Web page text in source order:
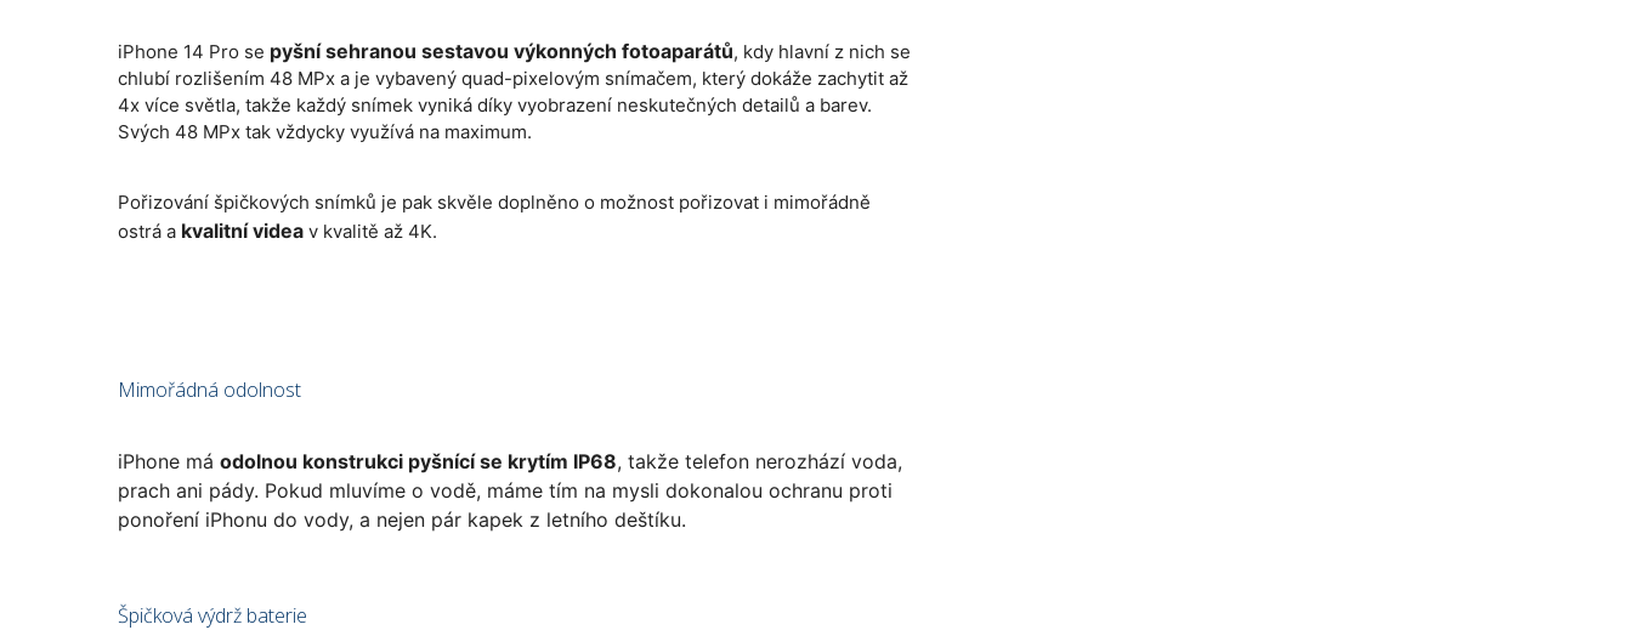
iPhone 14 Pro se pyšní sehranou sestavou výkonných fotoaparátů, kdy hlavní z nich se
chlubí rozlišením 48 MPx a je vybavený quad-pixelovým snímačem, který dokáže zachytit až
4x více světla, takže každý snímek vyniká díky vyobrazení neskutečných detailů a barev.
Svých 48 MPx tak vždycky využívá na maximum.
Pořizování špičkových snímků je pak skvěle doplněno o možnost pořizovat i mimořádně
ostrá a kvalitní videa v kvalitě až 4K.
Mimořádná odolnost
iPhone má odolnou konstrukci pyšnící se krytím IP68, takže telefon nerozhází voda,
prach ani pády. Pokud mluvíme o vodě, máme tím na mysli dokonalou ochranu proti
ponoření iPhonu do vody, a nejen pár kapek z letního deštíku.
Špičková výdrž baterie